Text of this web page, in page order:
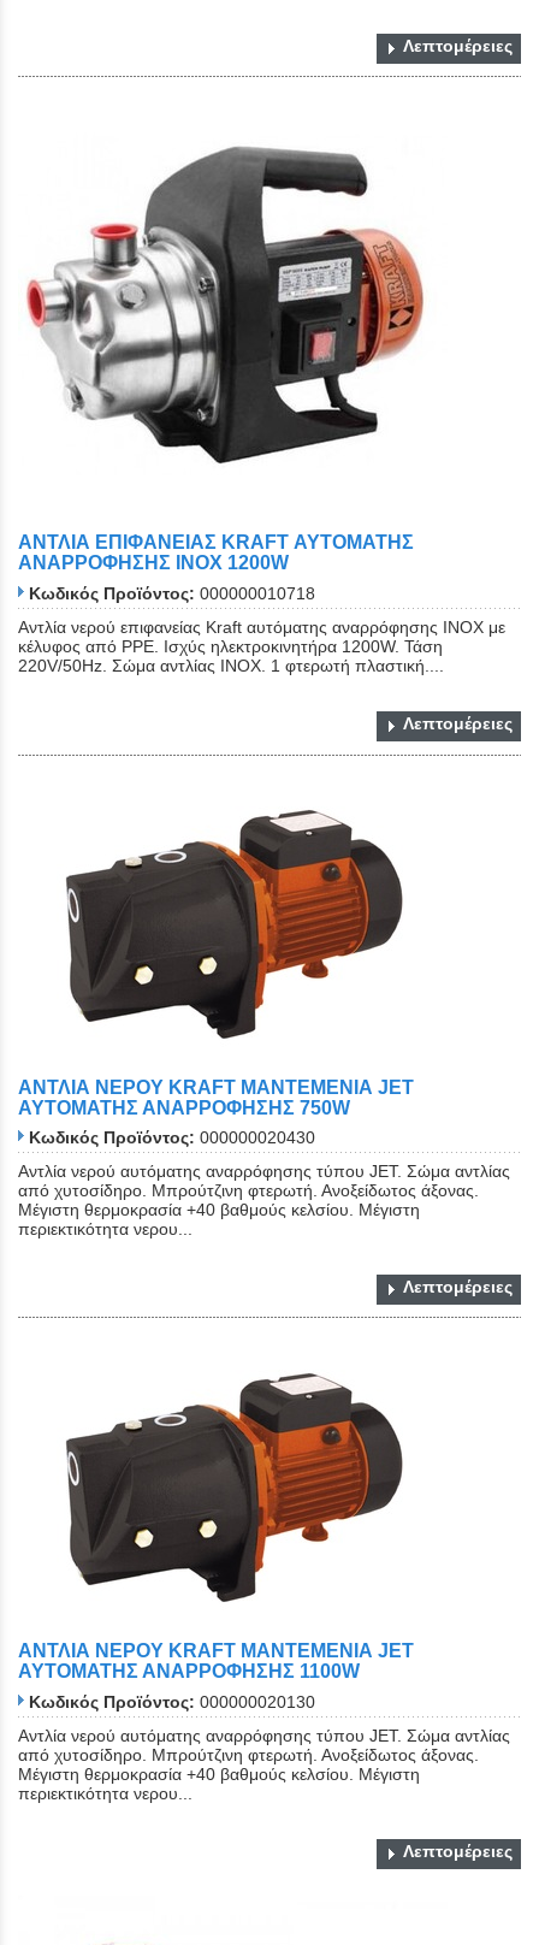
Λεπτομέρειες
ΑΝΤΛΙΑ ΕΠΙΦΑΝΕΙΑΣ KRAFT ΑΥΤΟΜΑΤΗΣ
ΑΝΑΡΡΟΦΗΣΗΣ ΙΝΟΧ 1200W
Κωδικός Προϊόντος: 000000010718
Αντλία νερού επιφανείας Kraft αυτόματης αναρρόφησης INOX με
κέλυφος από PPE. Ισχύς ηλεκτροκινητήρα 1200W. Τάση
220V/50Hz. Σώμα αντλίας INOX. 1 φτερωτή πλαστική....
Λεπτομέρειες
ΑΝΤΛΙΑ ΝΕΡΟΥ KRAFT ΜΑΝΤΕΜΕΝΙΑ JET
ΑΥΤΟΜΑΤΗΣ ΑΝΑΡΡΟΦΗΣΗΣ 750W
Κωδικός Προϊόντος: 000000020430
Αντλία νερού αυτόματης αναρρόφησης τύπου JET. Σώμα αντλίας
από χυτοσίδηρο. Μπρούτζινη φτερωτή. Ανοξείδωτος άξονας.
Μέγιστη θερμοκρασία +40 βαθμούς κελσίου. Μέγιστη
περιεκτικότητα νερου...
Λεπτομέρειες
ΑΝΤΛΙΑ ΝΕΡΟΥ KRAFT ΜΑΝΤΕΜΕΝΙΑ JET
ΑΥΤΟΜΑΤΗΣ ΑΝΑΡΡΟΦΗΣΗΣ 1100W
Κωδικός Προϊόντος: 000000020130
Αντλία νερού αυτόματης αναρρόφησης τύπου JET. Σώμα αντλίας
από χυτοσίδηρο. Μπρούτζινη φτερωτή. Ανοξείδωτος άξονας.
Μέγιστη θερμοκρασία +40 βαθμούς κελσίου. Μέγιστη
περιεκτικότητα νερου...
Λεπτομέρειες